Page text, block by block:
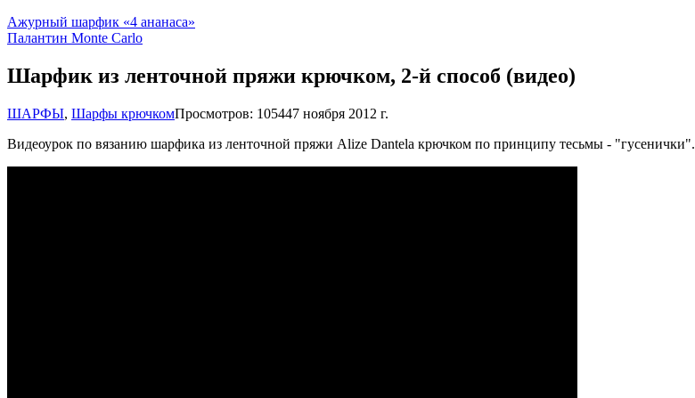
Ажурный шарфик «4 ананаса»
Палантин Monte Carlo
Шарфик из ленточной пряжи крючком, 2-й способ (видео)
ШАРФЫ, Шарфы крючкомПросмотров: 105447 ноября 2012 г.
Видеоурок по вязанию шарфика из ленточной пряжи Alize Dantela крючком по принципу тесьмы - "гусенички".